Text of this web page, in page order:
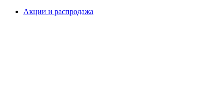
Акции и распродажа